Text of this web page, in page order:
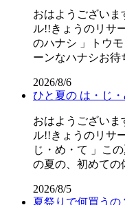
おはようございま
ル!!きょうのリサ
のハナシ 」トウ
ーンなハナシお
2026/8/6
ひと夏の は・じ
おはようございま
ル!!きょうのリサ
じ・め・て 」こ
の夏の、初めて
2026/8/5
夏祭りで何買うの